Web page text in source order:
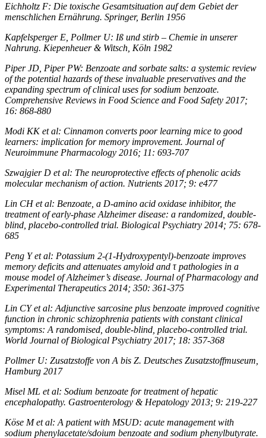
Eichholtz F: Die toxische Gesamtsituation auf dem Gebiet der
menschlichen Ernährung. Springer, Berlin 1956
Kapfelsperger E, Pollmer U: Iß und stirb – Chemie in unserer
Nahrung. Kiepenheuer & Witsch, Köln 1982
Piper JD, Piper PW: Benzoate and sorbate salts: a systemic review
of the potential hazards of these invaluable preservatives and the
expanding spectrum of clinical uses for sodium benzoate.
Comprehensive Reviews in Food Science and Food Safety 2017;
16: 868-880
Modi KK et al: Cinnamon converts poor learning mice to good
learners: implication for memory improvement. Journal of
Neuroimmune Pharmacology 2016; 11: 693-707
Szwajgier D et al: The neuroprotective effects of phenolic acids
molecular mechanism of action. Nutrients 2017; 9: e477
Lin CH et al: Benzoate, a D-amino acid oxidase inhibitor, the
treatment of early-phase Alzheimer disease: a randomized, double-
blind, placebo-controlled trial. Biological Psychiatry 2014; 75: 678-
685
Peng Y et al: Potassium 2-(1-Hydroxypentyl)-benzoate improves
memory deficits and attenuates amyloid and τ pathologies in a
mouse model of Alzheimer’s disease. Journal of Pharmacology and
Experimental Therapeutics 2014; 350: 361-375
Lin CY et al: Adjunctive sarcosine plus benzoate improved cognitive
function in chronic schizophrenia patients with constant clinical
symptoms: A randomised, double-blind, placebo-controlled trial.
World Journal of Biological Psychiatry 2017; 18: 357-368
Pollmer U: Zusatzstoffe von A bis Z. Deutsches Zusatzstoffmuseum,
Hamburg 2017
Misel ML et al: Sodium benzoate for treatment of hepatic
encephalopathy. Gastroenterology & Hepatology 2013; 9: 219-227
Köse M et al: A patient with MSUD: acute management with
sodium phenylacetate/sdoium benzoate and sodium phenylbutyrate.